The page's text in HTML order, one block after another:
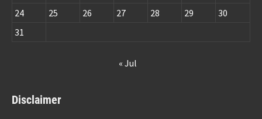
24
25 26 27 28 29
30
31
« Jul
Disclaimer